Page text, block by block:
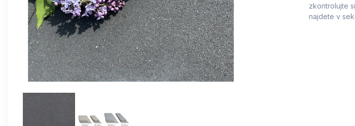
zkontrolujte
najdete v